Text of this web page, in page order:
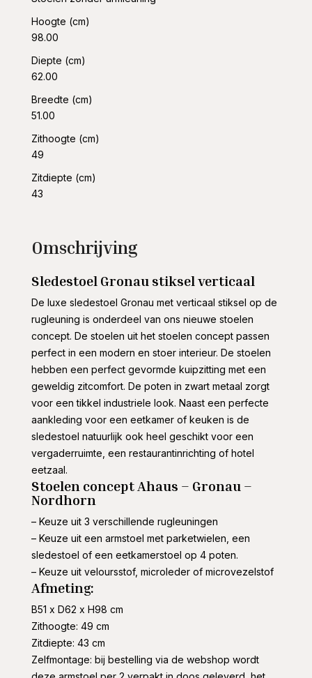
Hoogte (cm)
98.00
Diepte (cm)
62.00
Breedte (cm)
51.00
Zithoogte (cm)
49
Zitdiepte (cm)
43
Omschrijving
Sledestoel Gronau stiksel verticaal
De luxe sledestoel Gronau met verticaal stiksel op de
rugleuning is onderdeel van ons nieuwe stoelen
concept. De stoelen uit het stoelen concept passen
perfect in een modern en stoer interieur. De stoelen
hebben een perfect gevormde kuipzitting met een
geweldig zitcomfort. De poten in zwart metaal zorgt
voor een tikkel industriele look. Naast een perfecte
aankleding voor een eetkamer of keuken is de
sledestoel natuurlijk ook heel geschikt voor een
vergaderruimte, een restaurantinrichting of hotel
eetzaal.
Stoelen concept Ahaus – Gronau –
Nordhorn
– Keuze uit 3 verschillende rugleuningen
– Keuze uit een armstoel met parketwielen, een
sledestoel of een eetkamerstoel op 4 poten.
– Keuze uit veloursstof, microleder of microvezelstof
Afmeting:
B51 x D62 x H98 cm
Zithoogte: 49 cm
Zitdiepte: 43 cm
Zelfmontage: bij bestelling via de webshop wordt